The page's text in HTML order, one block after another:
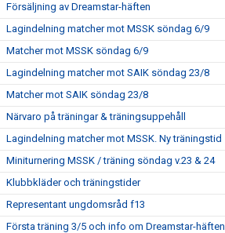
Försäljning av Dreamstar-häften
Lagindelning matcher mot MSSK söndag 6/9
Matcher mot MSSK söndag 6/9
Lagindelning matcher mot SAIK söndag 23/8
Matcher mot SAIK söndag 23/8
Närvaro på träningar & träningsuppehåll
Lagindelning matcher mot MSSK. Ny träningstid
Miniturnering MSSK / träning söndag v.23 & 24
Klubbkläder och träningstider
Representant ungdomsråd f13
Första träning 3/5 och info om Dreamstar-häften